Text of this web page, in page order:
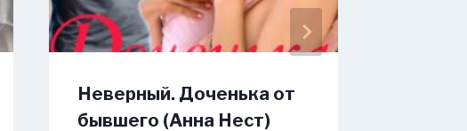
Неверный. Доченька от
бывшего (Анна Нест)